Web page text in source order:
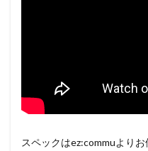
スペックはez:commuよりお